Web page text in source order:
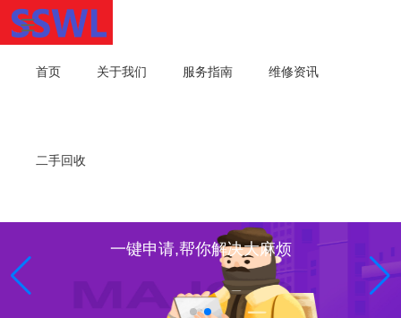
首页 关于我们 服务指南 维修资讯
二手回收
一键申请,帮你解决大麻烦